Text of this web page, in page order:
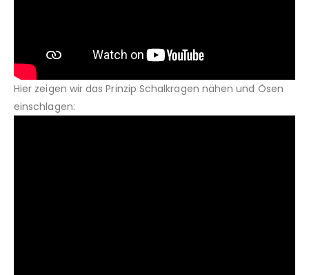
Hier zeigen wir das Prinzip Schalkragen nähen und Ösen
einschlagen: